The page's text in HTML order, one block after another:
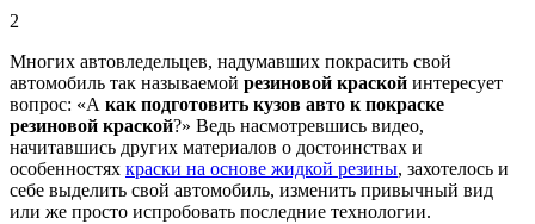
2
Многих автовледельцев, надумавших покрасить свой
автомобиль так называемой резиновой краской интересует
вопрос: «А как подготовить кузов авто к покраске
резиновой краской?» Ведь насмотревшись видео,
начитавшись других материалов о достоинствах и
особенностях краски на основе жидкой резины, захотелось и
себе выделить свой автомобиль, изменить привычный вид
или же просто испробовать последние технологии.